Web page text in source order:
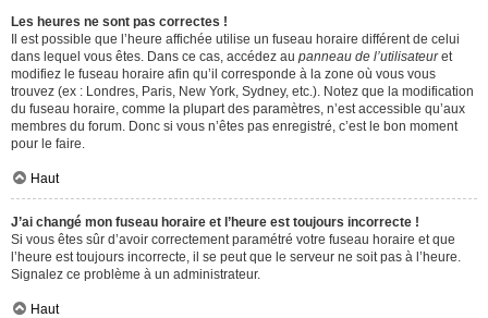
Les heures ne sont pas correctes !
Il est possible que l’heure affichée utilise un fuseau horaire différent de celui
dans lequel vous êtes. Dans ce cas, accédez au panneau de l’utilisateuret
modifiez le fuseau horaire afin qu’il corresponde à la zone où vous vous
trouvez (ex : Londres, Paris, New York, Sydney, etc.). Notez que la modification
du fuseau horaire, comme la plupart des paramètres, n’est accessible qu’aux
membres du forum. Donc si vous n’êtes pas enregistré, c’est le bon moment
pour le faire.
Haut
J’ai changé mon fuseau horaire et l’heure est toujours incorrecte !
Si vous êtes sûr d’avoir correctement paramétré votre fuseau horaire et que
l’heure est toujours incorrecte, il se peut que le serveur ne soit pas à l’heure.
Signalez ce problème à un administrateur.
Haut